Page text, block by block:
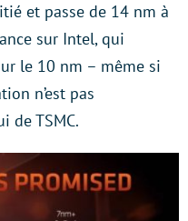
et passe de 14 nm à
sur Intel, qui
le 10 nm – même si
n’est pas
de TSMC.